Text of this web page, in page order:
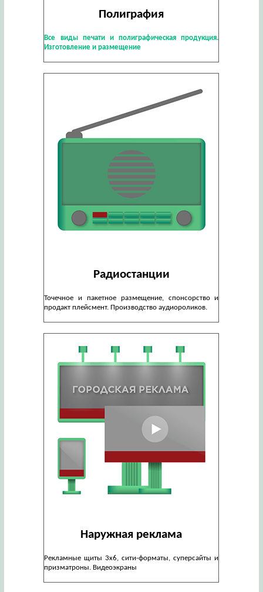
Полиграфия
Все виды печати и полиграфическая продукция.
Изготовление и размещение
Радиостанции
Точечное и пакетное размещение, спонсорство и
продакт плейсмент. Производство аудиороликов.
Наружная реклама
Рекламные щиты 3х6, сити-форматы, суперсайты и
призматроны. Видеоэкраны